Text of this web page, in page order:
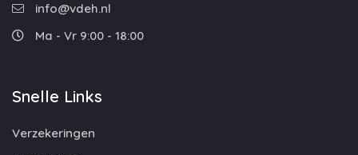
info@vdeh.nl
Ma - Vr 9:00 - 18:00
Snelle Links
Verzekeringen